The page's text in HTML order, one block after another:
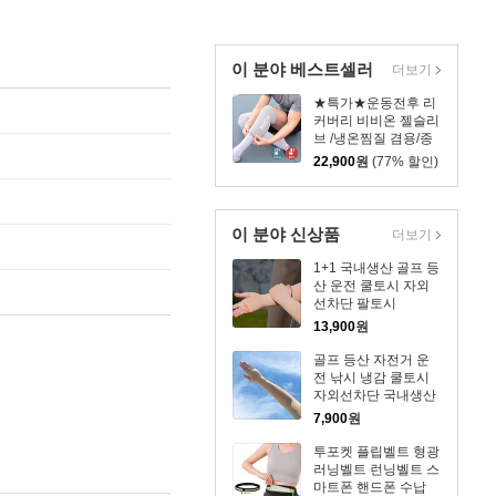
이 분야 베스트셀러
★특가★운동전후 리
커버리 비비온 젤슬리
브 /냉온찜질 겸용/종
아리/무릎/허벅지/팔
22,900원 (77% 할인)
더보기
이 분야 신상품
1+1 국내생산 골프 등
산 운전 쿨토시 자외
선차단 팔토시
13,900원
골프 등산 자전거 운
전 낚시 냉감 쿨토시
자외선차단 국내생산
팔토시
7,900원
투포켓 플립벨트 형광
러닝벨트 런닝벨트 스
마트폰 핸드폰 수납
더보기